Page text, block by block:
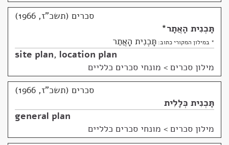
סכרים (תשכ"ז, 1966)
תָּכְנִית הָאֲתָר*
* במילון המקורי כתוב: תָּכְנִית הָאֲתַר
site plan, location plan
מילון סכרים > מונחי סכרים כלליים
סכרים (תשכ"ז, 1966)
תָּכְנִית כְּלָלִית
general plan
מילון סכרים > מונחי סכרים כלליים